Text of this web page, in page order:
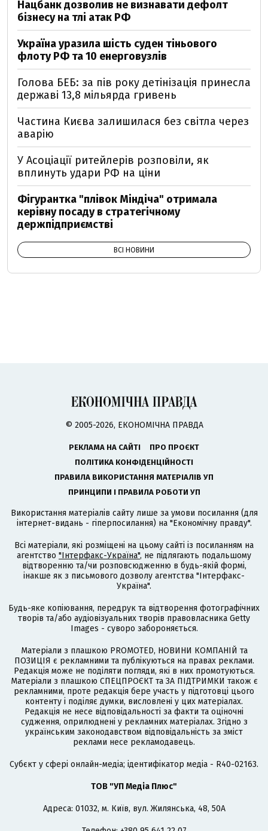
Нацбанк дозволив не визнавати дефолт
бізнесу на тлі атак РФ
Україна уразила шість суден тіньового
флоту РФ та 10 енерговузлів
Голова БЕБ: за пів року детінізація принесла
державі 13,8 мільярда гривень
Частина Києва залишилася без світла через
аварію
У Асоціації ритейлерів розповіли, як
вплинуть удари РФ на ціни
Фігурантка "плівок Міндіча" отримала
керівну посаду в стратегічному
держпідприємстві
ВСІ НОВИНИ
© 2005-2026, ЕКОНОМІЧНА ПРАВДА
РЕКЛАМА НА САЙТІ
ПРО ПРОЄКТ
ПОЛІТИКА КОНФІДЕНЦІЙНОСТІ
ПРАВИЛА ВИКОРИСТАННЯ МАТЕРІАЛІВ УП
ПРИНЦИПИ І ПРАВИЛА РОБОТИ УП
Використання матеріалів сайту лише за умови посилання (для
інтернет-видань - гіперпосилання) на "Економічну правду".
Всі матеріали, які розміщені на цьому сайті із посиланням на
агентство "Інтерфакс-Україна", не підлягають подальшому
відтворенню та/чи розповсюдженню в будь-якій формі,
інакше як з письмового дозволу агентства "Інтерфакс-
Україна".
Будь-яке копіювання, передрук та відтворення фотографічних
творів та/або аудіовізуальних творів правовласника Getty
Images - суворо забороняється.
Матеріали з плашкою PROMOTED, НОВИНИ КОМПАНІЙ та
ПОЗИЦІЯ є рекламними та публікуються на правах реклами.
Редакція може не поділяти погляди, які в них промотуються.
Матеріали з плашкою СПЕЦПРОЄКТ та ЗА ПІДТРИМКИ також є
рекламними, проте редакція бере участь у підготовці цього
контенту і поділяє думки, висловлені у цих матеріалах.
Редакція не несе відповідальності за факти та оціночні
судження, оприлюднені у рекламних матеріалах. Згідно з
українським законодавством відповідальність за зміст
реклами несе рекламодавець.
Cубєкт у сфері онлайн-медіа; ідентифікатор медіа - R40-02163.
ТОВ "УП Медіа Плюс"
Адреса: 01032, м. Київ, вул. Жилянська, 48, 50А